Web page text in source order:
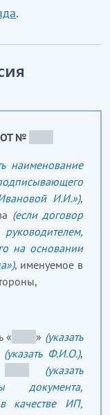
.
№
наименование
И.И.»),
(если договор
на основании
, именуемое в
«
» (указать
(указать Ф.И.О.),
(указать
документа,
качестве ИП,